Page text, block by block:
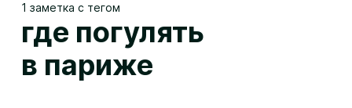
1 заметка с тегом
где погулять
в париже